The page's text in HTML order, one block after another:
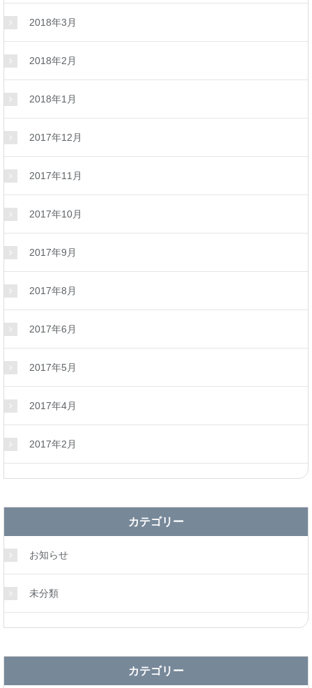
2018年3月
2018年2月
2018年1月
2017年12月
2017年11月
2017年10月
2017年9月
2017年8月
2017年6月
2017年5月
2017年4月
2017年2月
カテゴリー
お知らせ
未分類
カテゴリー